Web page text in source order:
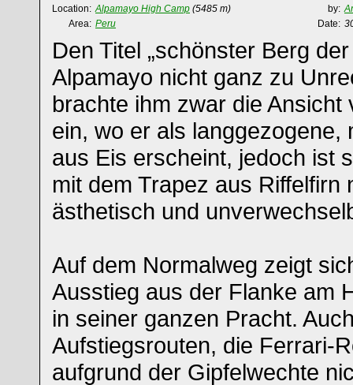
Location: Alpamayo High Camp (5485 m) by:
Area: Peru Date:
Den Titel „schönster Berg
Alpamayo nicht ganz zu
brachte ihm zwar die Ansicht
ein, wo er als langgezogene,
aus Eis erscheint, jedoch ist
mit dem Trapez aus Riffelfirn
ästhetisch und
Auf dem Normalweg zeigt
Ausstieg aus der Flanke am
in seiner ganzen Pracht.
Aufstiegsrouten, die Ferrari-
aufgrund der Gipfelwechte